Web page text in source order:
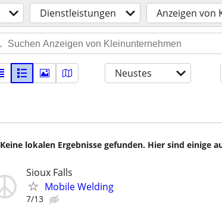
Dienstleistungen Anzeigen von
Neustes
Keine lokalen Ergebnisse gefunden. Hier sind einige
Sioux Falls
Mobile Welding
7/13